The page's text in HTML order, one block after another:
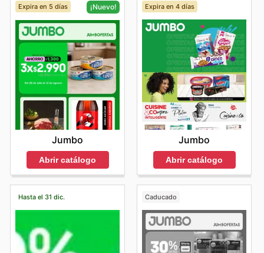
Expira en 5 días ¡Nuevo!
Jumbo
Abrir catálogo
Expira en 4 días
Jumbo
Abrir catálogo
Hasta el 31 dic. Caducado